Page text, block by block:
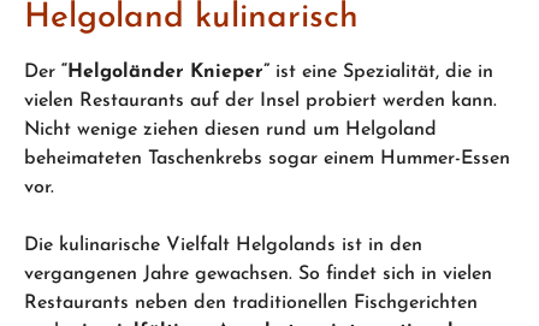
Helgoland kulinarisch
Der “Helgoländer Knieper” ist eine Spezialität, die in
vielen Restaurants auf der Insel probiert werden kann.
Nicht wenige ziehen diesen rund um Helgoland
beheimateten Taschenkrebs sogar einem Hummer-Essen
vor.
Die kulinarische Vielfalt Helgolands ist in den
vergangenen Jahre gewachsen. So findet sich in vielen
Restaurants neben den traditionellen Fischgerichten